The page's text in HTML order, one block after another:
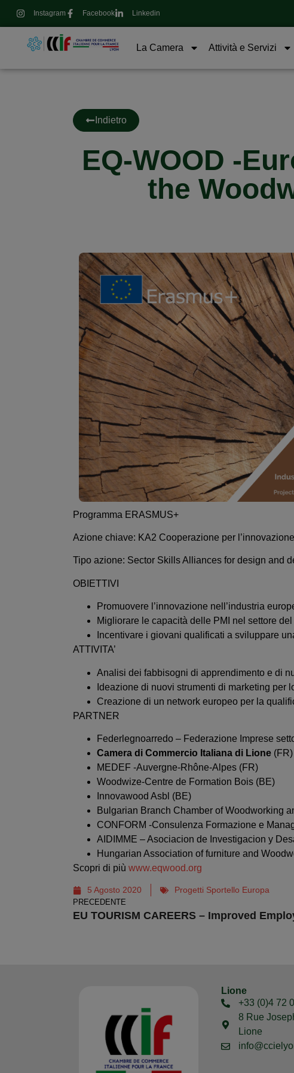
Instagram Facebook Linkedin
La Camera Attività e Servizi
Indietro
EQ-WOOD -
the
Programma ERASMUS+
Azione chiave: KA2 Cooperazione per
Tipo azione: Sector Skills Alliances for design and
OBIETTIVI
Promuovere l’innovazione nell’industria
Migliorare le capacità delle PMI nel settore
Incentivare i giovani qualificati a sviluppare
ATTIVITA’
Analisi dei fabbisogni di apprendimento e di
Ideazione di nuovi strumenti di marketing per
Creazione di un network europeo per la
PARTNER
Federlegnoarredo – Federazione Imprese
Camera di Commercio Italiana di Lione (FR)
MEDEF -Auvergne-Rhône-Alpes (FR)
Woodwize-Centre de Formation Bois (BE)
Innovawood Asbl (BE)
Bulgarian Branch Chamber of Woodworking
CONFORM -Consulenza Formazione e
AIDIMME – Asociacion de Investigacion y
Hungarian Association of furniture and
Scopri di più www.eqwood.org
5 Agosto 2020 Progetti Sportello Europa
PRECEDENTE
Lione
+33 (0)4 72
8 Rue
Lione